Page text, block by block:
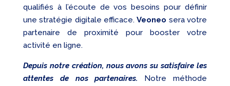
qualifiés à l’écoute de vos besoins pour définir
une stratégie digitale efficace.Veoneo sera votre
partenaire de proximité pour booster votre
activité en ligne.
Depuis notre création, nous avons su satisfaire les
attentes de nos partenaires. Notre méthode